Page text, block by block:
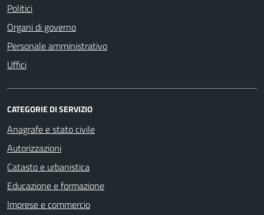
Politici
Organi di governo
Personale amministrativo
Uffici
CATEGORIE DI SERVIZIO
Anagrafe e stato civile
Autorizzazioni
Catasto e urbanistica
Educazione e formazione
Imprese e commercio